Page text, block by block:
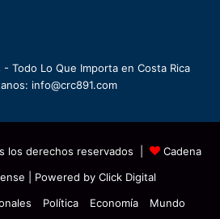
- Todo Lo Que Importa en Costa Rica
info@crc891.com
los derechos reservados |
Cadena
| Powered by Click Digital
Política Economía Mundo